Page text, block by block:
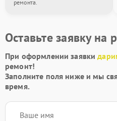
ремонта.
Оставьте заявку на
При оформлении заявки
ремонт!
Заполните поля ниже и мы
время.